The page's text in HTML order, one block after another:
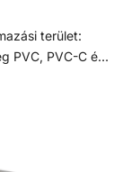
PVC, PVC-C és